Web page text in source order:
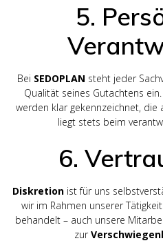
5.
Bei SEDOPLAN steht jeder
Qualität seines Gutachtens
werden klar gekennzeichnet,
liegt stets beim
6.
Diskretion ist für uns
wir im Rahmen unserer
behandelt – auch unsere
zur